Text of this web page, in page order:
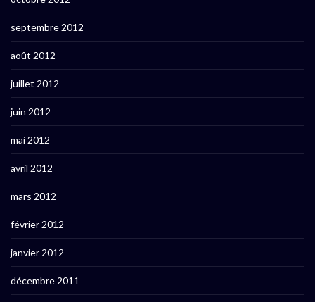
septembre 2012
août 2012
juillet 2012
juin 2012
mai 2012
avril 2012
mars 2012
février 2012
janvier 2012
décembre 2011